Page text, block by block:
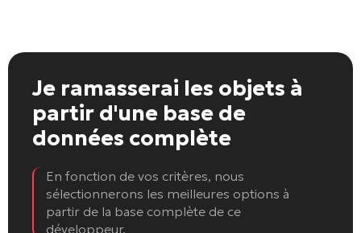
Je ramasserai les objets à
partir d'une base de
données complète
En fonction de vos critères, nous
sélectionnerons les meilleures options à
partir de la base complète de ce
développeur.